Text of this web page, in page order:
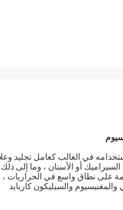
في الغالب كعامل تجليد
أو الأسنان ، وما إلى
على نطاق واسع في الحراريات ،
والسيليكون كاربايد